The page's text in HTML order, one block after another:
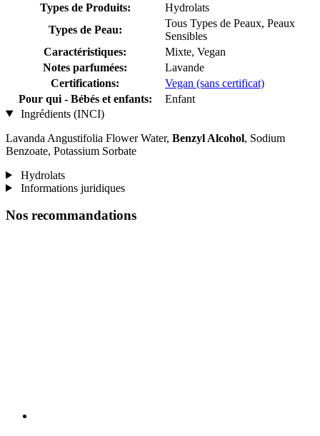
Types de Produits:
Hydrolats
Types de Peau:
Tous Types de Peaux, Peaux
Sensibles
Caractéristiques:
Mixte, Vegan
Notes parfumées:
Lavande
Certifications:
Vegan (sans certificat)
Pour qui - Bébés et enfants:
Enfant
Ingrédients (INCI)
Lavanda Angustifolia Flower Water, Benzyl Alcohol, Sodium
Benzoate, Potassium Sorbate
Hydrolats
Informations juridiques
Nos recommandations